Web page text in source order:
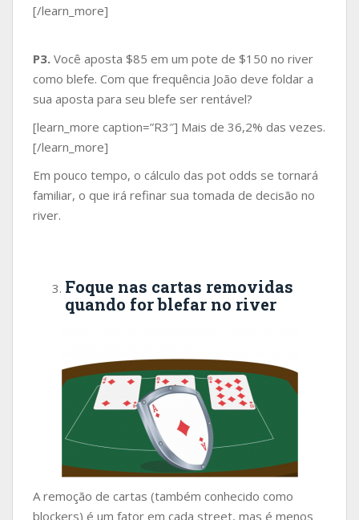
[/learn_more]
P3. Você aposta $85 em um pote de $150 no river
como blefe. Com que frequência João deve foldar a
sua aposta para seu blefe ser rentável?
[learn_more caption=”R3″] Mais de 36,2% das vezes.
[/learn_more]
Em pouco tempo, o cálculo das pot odds se tornará
familiar, o que irá refinar sua tomada de decisão no
river.
Foque nas cartas removidas
quando for blefar no river
A remoção de cartas (também conhecido como
blockers) é um fator em cada street, mas é menos